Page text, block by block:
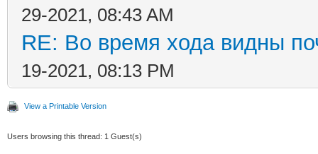
29-2021, 08:43 AM
RE: Во время хода видны
19-2021, 08:13 PM
View a Printable Version
Users browsing this thread: 1 Guest(s)